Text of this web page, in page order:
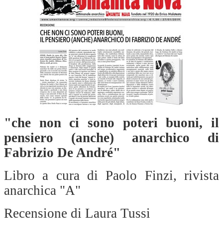
"che non ci sono poteri buoni, il
pensiero (anche) anarchico di
Fabrizio De André"
Libro a cura di Paolo Finzi, rivista
anarchica "A"
Recensione di Laura Tussi